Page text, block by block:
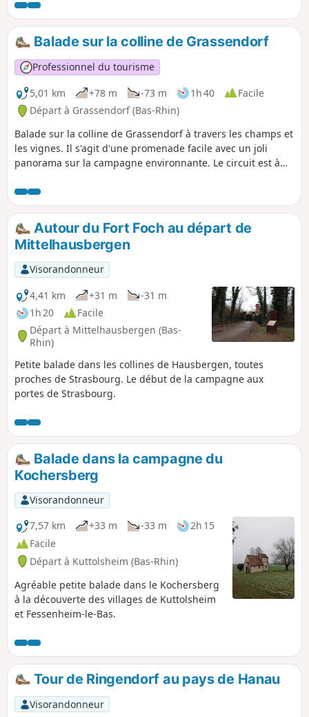
panoramique.
Balade sur la colline de Grassendorf
Professionnel du tourisme
5,01 km
+78 m -73 m 1h 40
Facile
Départ à Grassendorf (Bas-Rhin)
Balade sur la colline de Grassendorf à travers les champs et
les vignes. Il s'agit d'une promenade facile avec un joli
panorama sur la campagne environnante. Le circuit est à
argileuses.
Autour du Fort Foch au départ de
Mittelhausbergen
Visorandonneur
4,41 km
+31 m
-31 m
1h 20
Facile
Départ à Mittelhausbergen (Bas-
Rhin)
Petite balade dans les collines de Hausbergen, toutes
proches de Strasbourg. Le début de la campagne aux
portes de Strasbourg.
Balade dans la campagne du
Kochersberg
Visorandonneur
7,57 km
+33 m -33 m
2h 15
Facile
Départ à Kuttolsheim (Bas-Rhin)
Agréable petite balade dans le Kochersberg
à la découverte des villages de Kuttolsheim
et Fessenheim-le-Bas.
Tour de Ringendorf au pays de Hanau
Visorandonneur